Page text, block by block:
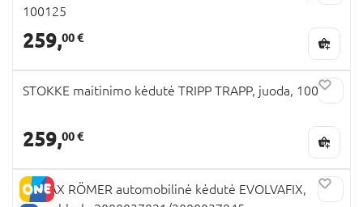
100125
259,00 €
STOKKE maitinimo kėdutė TRIPP TRAPP, juoda, 100103
259,00 €
BRITAX RÖMER automobilinė kėdutė EVOLVAFIX,